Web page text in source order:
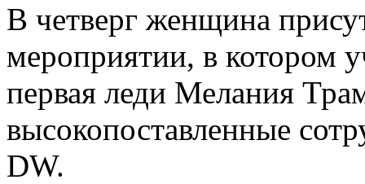
В четверг женщина
мероприятии, в котором
первая леди Мелания
высокопоставленные
DW.